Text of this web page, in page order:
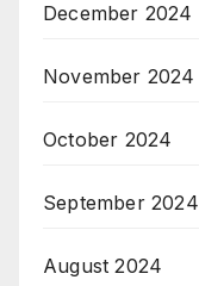
December 2024
November 2024
October 2024
September 2024
August 2024